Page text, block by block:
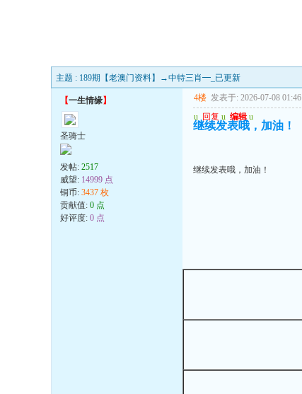
主题 : 189期【老澳门资料】→中特三肖━_已更新
【一生情缘】
圣骑士
发帖: 2517
威望: 14999 点
铜币: 3437 枚
贡献值: 0 点
好评度: 0 点
4楼 发表于: 2026-07-08 01:46
u 回复 u 编辑 u
继续发表哦，加油！
继续发表哦，加油！